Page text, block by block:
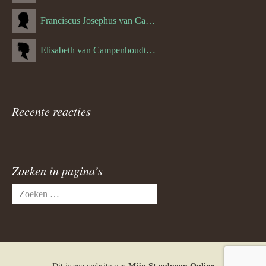
Franciscus Josephus van Campenhoudt (1719.) (10-08-1875)
Elisabeth van Campenhoudt (1716.) (28-05-1870)
Recente reacties
Zoeken in pagina’s
Zoeken
naar: